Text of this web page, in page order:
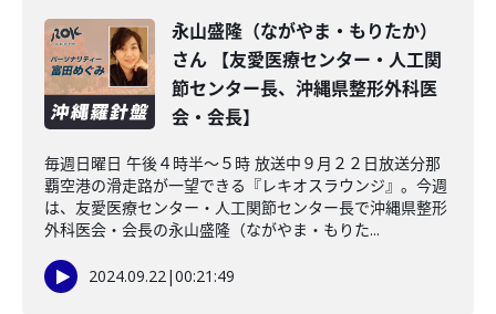
永山盛隆（ながやま・もりたか）
さん 【友愛医療センター・人工関
節センター長、沖縄県整形外科医
会・会長】
毎週日曜日 午後４時半～５時 放送中９月２２日放送分那
覇空港の滑走路が一望できる『レキオスラウンジ』。今週
は、友愛医療センター・人工関節センター長で沖縄県整形
外科医会・会長の永山盛隆（ながやま・もりた...
2024.09.22|00:21:49